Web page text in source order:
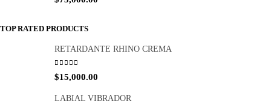
TOP RATED PRODUCTS
RETARDANTE RHINO CREMA
0 out of 5
$15,000.00
LABIAL VIBRADOR